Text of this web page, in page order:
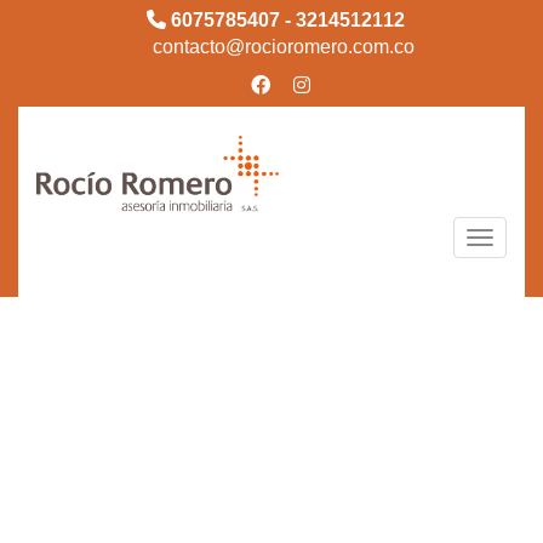
6075785407 - 3214512112
contacto@rocioromero.com.co
Toggle